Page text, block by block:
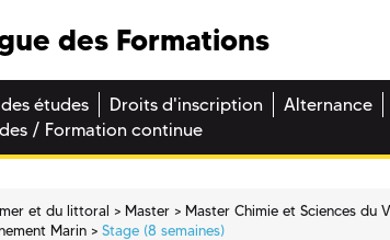
des Formations
études Droits d'inscription Alternance
/ Formation continue
et du littoral Master
Master Chimie et Sciences du
Marin
Stage (8 semaines)